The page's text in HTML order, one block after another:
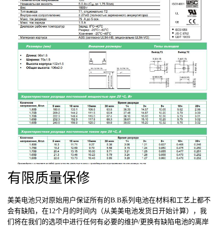
有限质量保修
美美电池 只对原始用户保证所有的B.B系列电池在材料和工艺上都不
会有缺陷，在12个月的时间内（从美美电池发货日开始计算），我
们将在我们的选项中进行任何有必要的维护/更换有缺陷电池的离岸